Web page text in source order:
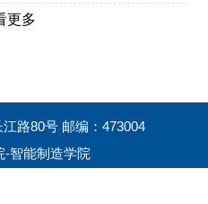
更多
路80号 邮编：473004
-智能制造学院